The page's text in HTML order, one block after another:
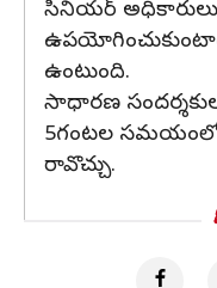
సీనియర్
ఉంటుంది.
సాధారణ
5గంటల సమయంలో
రావొచ్చు.